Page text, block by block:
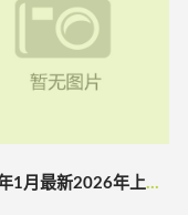
2026年1月最新2026年上半年美甲培